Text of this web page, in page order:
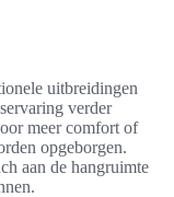
uitbreidingen
verder
meer comfort of
opgeborgen.
aan de hangruimte